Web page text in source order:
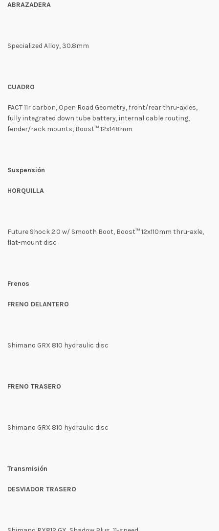
ABRAZADERA
Specialized Alloy, 30.8mm
CUADRO
FACT 11r carbon, Open Road Geometry, front/rear thru-axles,
fully integrated down tube battery, internal cable routing,
fender/rack mounts, Boost™ 12x148mm
Suspensión
HORQUILLA
Future Shock 2.0 w/ Smooth Boot, Boost™ 12x110mm thru-axle,
flat-mount disc
Frenos
FRENO DELANTERO
Shimano GRX 810 hydraulic disc
FRENO TRASERO
Shimano GRX 810 hydraulic disc
Transmisión
DESVIADOR TRASERO